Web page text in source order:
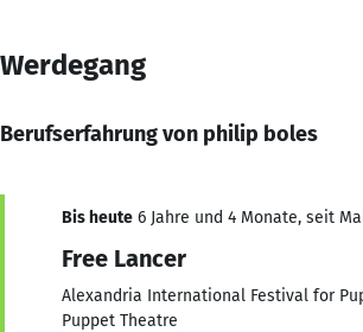
Werdegang
Berufserfahrung von philip boles
Bis heute 6 Jahre und 4 Monate, seit
Free Lancer
Alexandria International Festival for
Puppet Theatre